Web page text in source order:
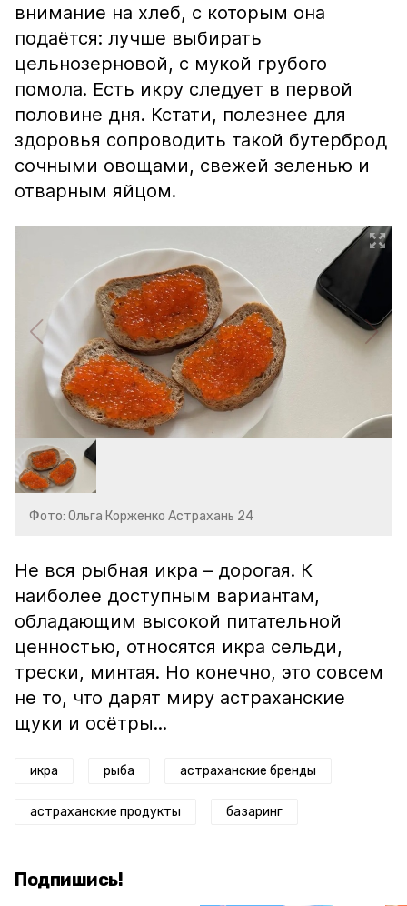
внимание на хлеб, с которым она
подаётся: лучше выбирать
цельнозерновой, с мукой грубого
помола. Есть икру следует в первой
половине дня. Кстати, полезнее для
здоровья сопроводить такой бутерброд
сочными овощами, свежей зеленью и
отварным яйцом.
Фото: Ольга Корженко Астрахань 24
Не вся рыбная икра – дорогая. К
наиболее доступным вариантам,
обладающим высокой питательной
ценностью, относятся икра сельди,
трески, минтая. Но конечно, это совсем
не то, что дарят миру астраханские
щуки и осётры...
икра рыба астраханские бренды
астраханские продукты базаринг
Подпишись!